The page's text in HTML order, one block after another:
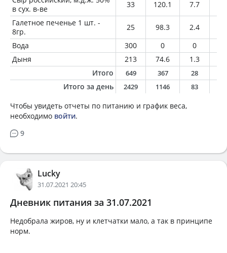
в сух. в-ве
33 120.1 7.7
Галетное печенье 1 шт. -
8гр.
25 98.3 2.4
Вода
300 0 0
Дыня
213 74.6 1.3
Итого
649 367 28
Итого за день 2429 1146 83
Чтобы увидеть отчеты по питанию и график веса,
необходимо войти.
9
Lucky
31.07.2021 20:45
Дневник питания за 31.07.2021
Недобрала жиров, ну и клетчатки мало, а так в принципе
норм.